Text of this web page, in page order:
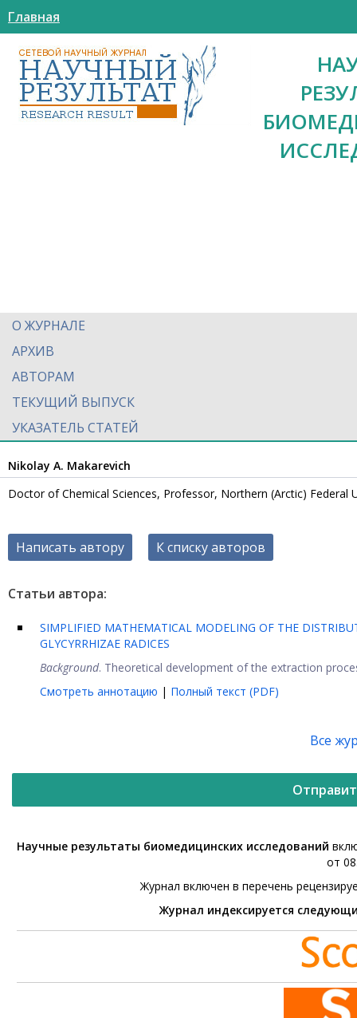
Главная
О ЖУРНАЛЕ
АРХИВ
АВТОРАМ
ТЕКУЩИЙ ВЫПУСК
УКАЗАТЕЛЬ СТАТЕЙ
Nikolay A. Makarevich
Doctor of Chemical Sciences, Professor, Northern (Arctic) Federal
Написать автору К списку авторов
Статьи автора:
SIMPLIFIED MATHEMATICAL MODELING OF THE
GLYCYRRHIZAE RADICES
Background. Theoretical development of the extraction
Смотреть аннотацию | Полный текст (PDF)
Все
Научные результаты биомедицинских исследований
от
Журнал включен в перечень
Журнал индексируется